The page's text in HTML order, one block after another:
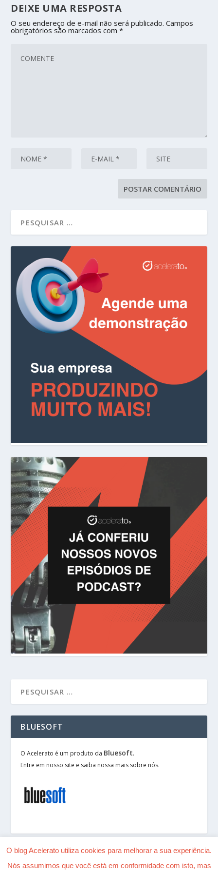
DEIXE UMA RESPOSTA
O seu endereço de e-mail não será publicado. Campos
obrigatórios são marcados com*
BLUESOFT
O Acelerato é um produto da Bluesoft.
Entre em nosso site e saiba nossa mais sobre nós.
O blog Acelerato utiliza cookies para melhorar a sua experiência.
Nós assumimos que você está em conformidade com isto, mas